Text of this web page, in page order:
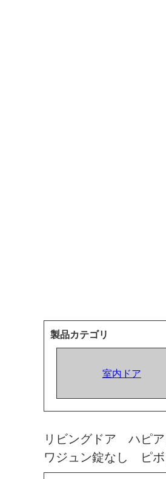
製品カテゴリ
室内ドア
リビングドア ハピ
ワジュン錠なし ピボ